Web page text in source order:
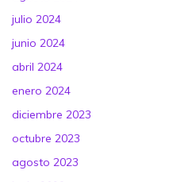
julio 2024
junio 2024
abril 2024
enero 2024
diciembre 2023
octubre 2023
agosto 2023